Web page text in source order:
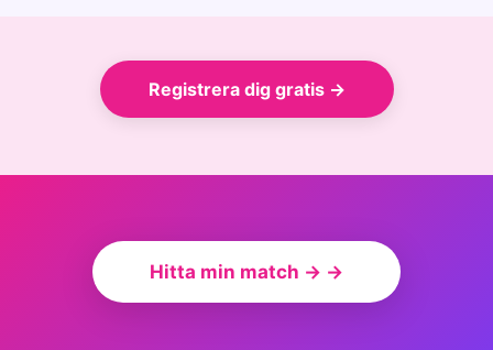
Registrera dig gratis →
Hitta min match → →